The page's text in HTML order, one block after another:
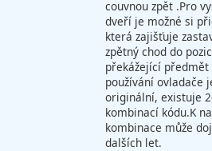
couvnou zpět .Pro
dveří je možné si
která zajišťuje
zpětný chod do
překážející předmět
používání ovladače
originální, existuje
kombinací kódu.K
kombinace může
dalších let.